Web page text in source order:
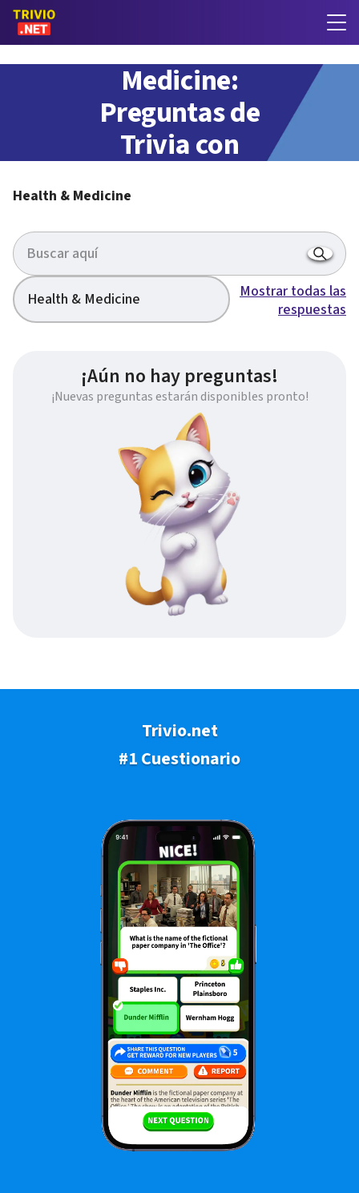
Health &
Medicine:
Preguntas de
Trivia con
Health & Medicine
Health & Medicine
Mostrar todas las
respuestas
¡Aún no hay preguntas!
¡Nuevas preguntas estarán disponibles pronto!
Trivio.net
#1 Cuestionario